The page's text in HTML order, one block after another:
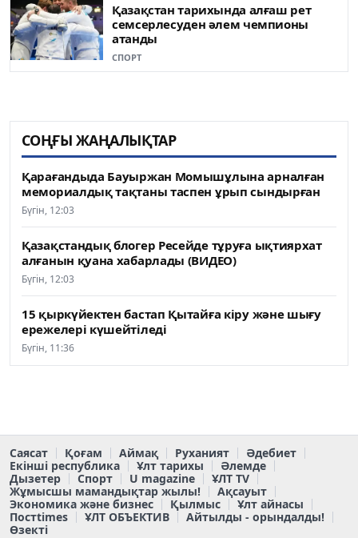
Қазақстан тарихында алғаш рет
семсерлесуден әлем чемпионы
атанды
СПОРТ
СОҢҒЫ ЖАҢАЛЫҚТАР
Қарағандыда Бауыржан Момышұлына арналған
мемориалдық тақтаны таспен ұрып сындырған
Бүгін, 12:03
Қазақстандық блогер Ресейде тұруға ықтиярхат
алғанын қуана хабарлады (ВИДЕО)
Бүгін, 12:03
15 қыркүйектен бастап Қытайға кіру және шығу
ережелері күшейтіледі
Бүгін, 11:36
Саясат Қоғам Аймақ Руханият
Әдебиет
Екінші республика
Ұлт тарихы
Әлемде
Дызетер
Спорт U magazine
ҰЛТ TV
Жұмысшы мамандықтар жылы!
Ақсауыт
Экономика және бизнес
Қылмыс
Ұлт айнасы
Постtimes
ҰЛТ ОБЪЕКТИВ
Айтылды - орындалды!
Өзекті